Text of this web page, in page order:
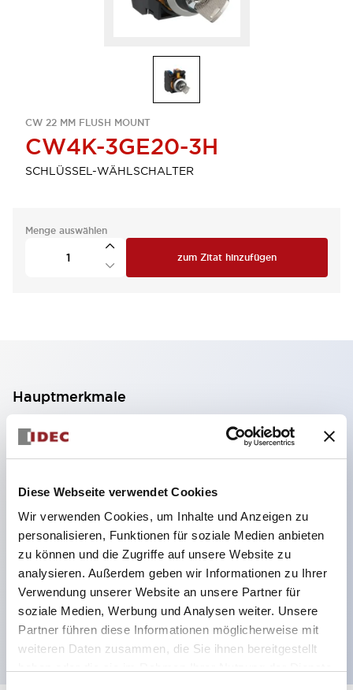
Diese Webseite verwendet Cookies
Wir verwenden Cookies, um Inhalte und Anzeigen zu
personalisieren, Funktionen für soziale Medien anbieten
zu können und die Zugriffe auf unsere Website zu
analysieren. Außerdem geben wir Informationen zu Ihrer
Verwendung unserer Website an unsere Partner für
soziale Medien, Werbung und Analysen weiter. Unsere
Partner führen diese Informationen möglicherweise mit
weiteren Daten zusammen, die Sie ihnen bereitgestellt
CW 22 MM FLUSH MOUNT
CW4K-3GE20-3H
SCHLÜSSEL-WÄHLSCHALTER
Menge auswählen
zum Zitat hinzufügen
Hauptmerkmale
2-Kontakt-Block mit 2 Stufen, ermöglicht eine 4-
Kontakt-Konfiguration (Gewährleistung der
Isolierung zwischen den 2 Kontakten).
59,9 mm (※ 22-stufiger Kontaktblock).
Platzsparendes Design möglich.
Sicherheitsstruktur der 3. Generation: 2-Aktions-
Freisetzung, integrierter Schutz, IP20-
Fingerschutzstruktur